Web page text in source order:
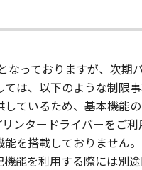
all respects the title,
license or right,
its licensors.
laws and
in violation of any
っておりますが、次期
は、以下のような制限
ているため、基本機能
ンタードライバーをご利
を搭載しておりません。
能を利用する際には別